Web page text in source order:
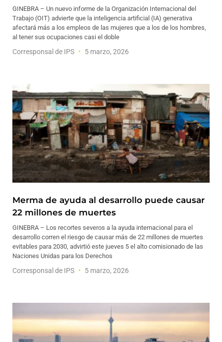
GINEBRA – Un nuevo informe de la Organización Internacional del
Trabajo (OIT) advierte que la inteligencia artificial (IA) generativa
afectará más a los empleos de las mujeres que a los de los hombres,
al tener sus ocupaciones casi el doble
Corresponsal de IPS 5 marzo, 2026
Merma de ayuda al desarrollo puede causar
22 millones de muertes
GINEBRA – Los recortes severos a la ayuda internacional para el
desarrollo corren el riesgo de causar más de 22 millones de muertes
evitables para 2030, advirtió este jueves 5 el alto comisionado de las
Naciones Unidas para los Derechos
Corresponsal de IPS 5 marzo, 2026